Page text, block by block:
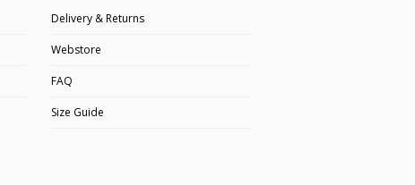
Delivery & Returns
Webstore
FAQ
Size Guide